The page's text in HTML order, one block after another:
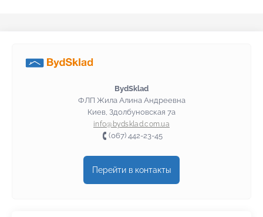
BydSklad
ФЛП Жила Алина Андреевна
Киев, Здолбуновская 7а
info@bydsklad.com.ua
(067) 442-23-45
Перейти в контакты